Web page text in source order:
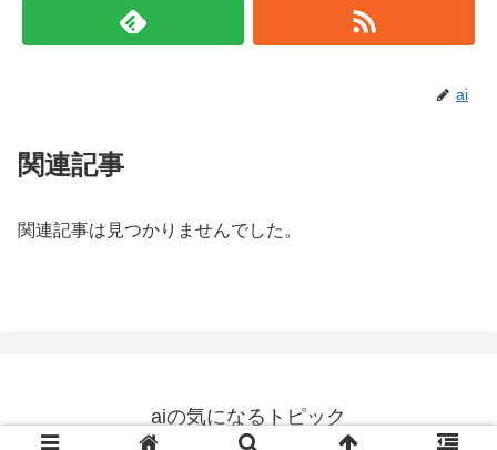
ai
関連記事
関連記事は見つかりませんでした。
aiの気になるトピック